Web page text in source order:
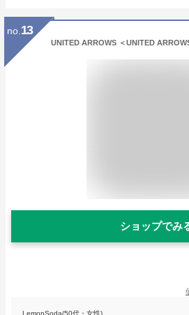
no. 13
ショップでみ
LemonSoda(50代・女性)